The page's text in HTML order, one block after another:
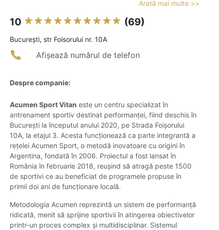
Arată mai multe >>
10 (69)
Bucureşti, str Foisorului nr. 10A
Afișează numărul de telefon
Despre companie:
Acumen Sport Vitan este un centru specializat în
antrenament sportiv destinat performanței, fiind deschis în
București la începutul anului 2020, pe Strada Foișorului
10A, la etajul 3. Acesta funcționează ca parte integrantă a
rețelei Acumen Sport, o metodă inovatoare cu origini în
Argentina, fondată în 2006. Proiectul a fost lansat în
România în februarie 2018, reușind să atragă peste 1500
de sportivi ce au beneficiat de programele propuse în
primii doi ani de funcționare locală.
Metodologia Acumen reprezintă un sistem de performanță
ridicată, menit să sprijine sportivii în atingerea obiectivelor
printr-un proces complex și multidisciplinar. Sistemul